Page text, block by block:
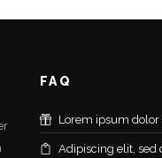
FAQ
Lorem ipsum dolor
Adipiscing elit,